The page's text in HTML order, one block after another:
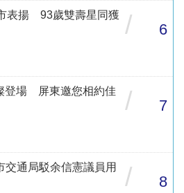
表揚 93歲雙壽星同獲 / 6
登場 屏東邀您相約佳
/ 7
通局駁余信憲議員用
/ 8